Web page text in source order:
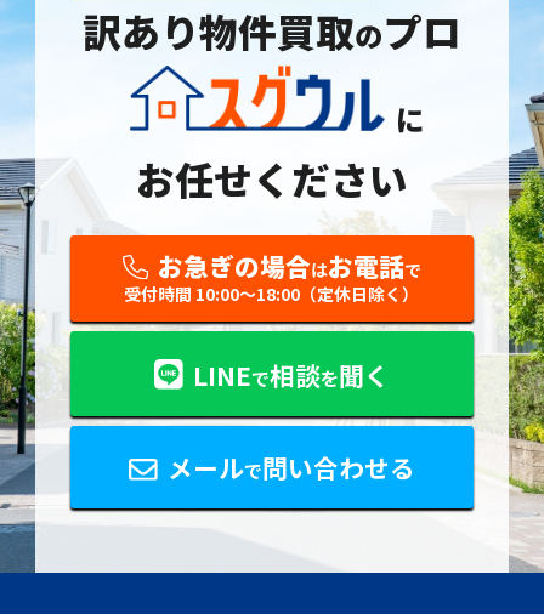
訳あり物件買取のプロ
に
お任せください
お急ぎの場合はお電話で
受付時間 10:00〜18:00（定休日除く）
LINEで相談を聞く
メールで問い合わせる